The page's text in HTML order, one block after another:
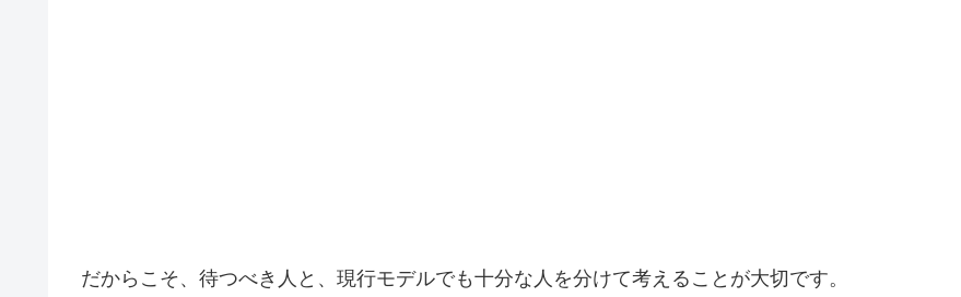
だからこそ、待つべき人と、現行モデルでも十分な人を分けて考えることが大切です。